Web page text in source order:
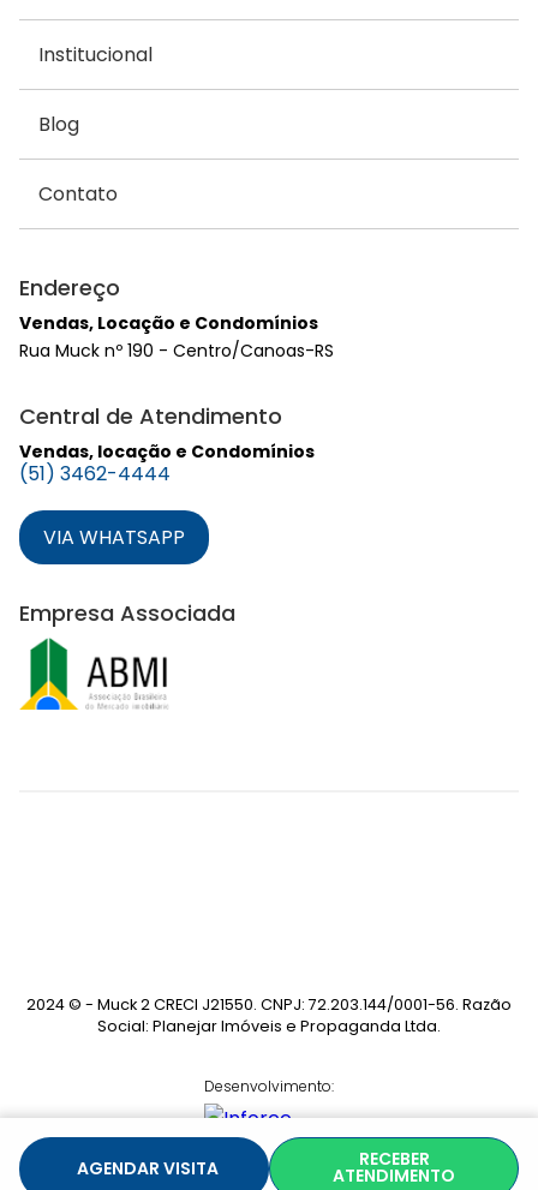
AGENDAR VISITA RECEBER
ATENDIMENTO
Institucional
Blog
Contato
Endereço
Vendas, Locação e Condomínios
Rua Muck nº 190 - Centro/Canoas-RS
Central de Atendimento
Vendas, locação e Condomínios
(51) 3462-4444
VIA WHATSAPP
Empresa Associada
2024 © - Muck 2 CRECI J21550. CNPJ: 72.203.144/0001-56. Razão
Social: Planejar Imóveis e Propaganda Ltda.
Desenvolvimento: